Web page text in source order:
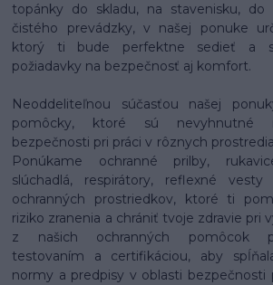
topánky do skladu, na stavenisku, do
čistého prevádzky, v našej ponuke
ktorý ti bude perfektne sedieť a
požiadavky na bezpečnosť aj komfort.
Neoddeliteľnou súčasťou našej
pomôcky, ktoré sú nevyhnutné
bezpečnosti pri práci v rôznych
Ponúkame ochranné prilby,
slúchadlá, respirátory, reflexné
ochranných prostriedkov, ktoré ti
riziko zranenia a chrániť tvoje zdravie pri
z našich ochranných pomôcok
testovaním a certifikáciou, aby
normy a predpisy v oblasti bezpečnosti